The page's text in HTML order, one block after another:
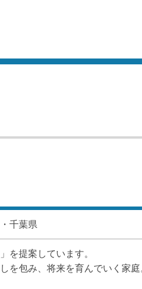
千葉県
を提案しています。
を包み、将来を育んでいく家